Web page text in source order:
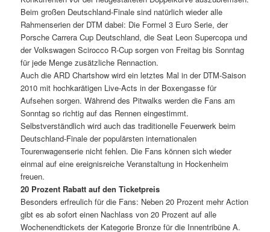
Beim großen Deutschland-Finale sind natürlich wieder alle
Rahmenserien der DTM dabei: Die Formel 3 Euro Serie, der
Porsche Carrera Cup Deutschland, die Seat Leon Supercopa und
der Volkswagen Scirocco R-Cup sorgen von Freitag bis Sonntag
für jede Menge zusätzliche Rennaction.
Auch die ARD Chartshow wird ein letztes Mal in der DTM-Saison
2010 mit hochkarätigen Live-Acts in der Boxengasse für
Aufsehen sorgen. Während des Pitwalks werden die Fans am
Sonntag so richtig auf das Rennen eingestimmt.
Selbstverständlich wird auch das traditionelle Feuerwerk beim
Deutschland-Finale der populärsten internationalen
Tourenwagenserie nicht fehlen. Die Fans können sich wieder
einmal auf eine ereignisreiche Veranstaltung in Hockenheim
freuen.
20 Prozent Rabatt auf den Ticketpreis
Besonders erfreulich für die Fans: Neben 20 Prozent mehr Action
gibt es ab sofort einen Nachlass von 20 Prozent auf alle
Wochenendtickets der Kategorie Bronze für die Innentribüne A.